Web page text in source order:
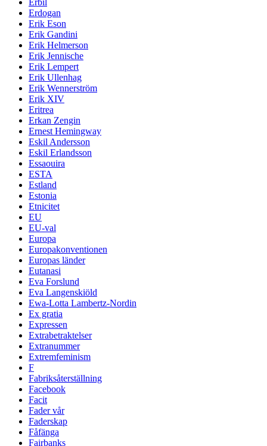
Erdogan
Erik Eson
Erik Gandini
Erik Helmerson
Erik Jennische
Erik Lempert
Erik Ullenhag
Erik Wennerström
Erik XIV
Eritrea
Erkan Zengin
Ernest Hemingway
Eskil Andersson
Eskil Erlandsson
Essaouira
ESTA
Estland
Estonia
Etnicitet
EU
EU-val
Europa
Europakonventionen
Europas länder
Eutanasi
Eva Forslund
Eva Langenskiöld
Ewa-Lotta Lambertz-Nordin
Ex gratia
Expressen
Extrabetraktelser
Extranummer
Extremfeminism
F
Fabriksåterställning
Facebook
Facit
Fader vår
Faderskap
Fåfänga
Fairbanks